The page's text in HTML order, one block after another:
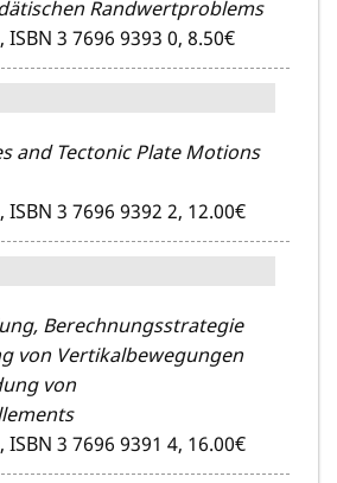
Randwertproblems
ISBN 3 7696 9393 0, 8.50€
and Tectonic Plate Motions
ISBN 3 7696 9392 2, 12.00€
Berechnungsstrategie
von Vertikalbewegungen
von
ISBN 3 7696 9391 4, 16.00€